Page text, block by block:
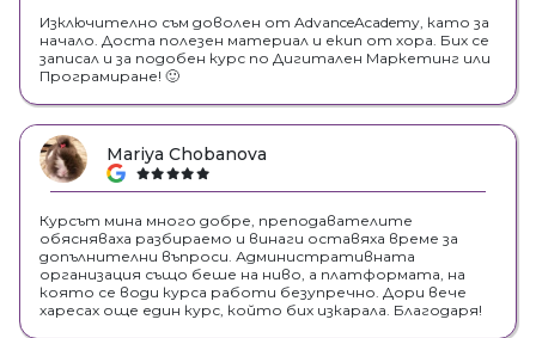
Изключително съм доволен от AdvanceAcademy, като за
начало. Доста полезен материал и екип от хора. Бих се
записал и за подобен курс по Дигитален Маркетинг или
Програмиране! 🙂
Mariya Chobanova
google
Курсът мина много добре, преподавателите
обясняваха разбираемо и винаги оставяха време за
допълнителни въпроси. Административната
организация също беше на ниво, а платформата, на
която се води курса работи безупречно. Дори вече
харесах още един курс, който бих изкарала. Благодаря!